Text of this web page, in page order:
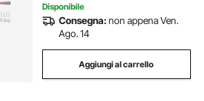
Disponibile
Consegna:non appena Ven.
Ago. 14
Aggiungi al carrello